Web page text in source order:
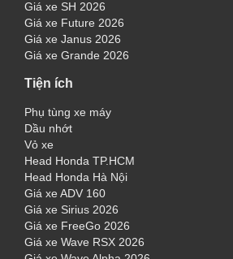
Giá xe SH 2026
Giá xe Future 2026
Giá xe Janus 2026
Giá xe Grande 2026
Tiện ích
Phụ tùng xe máy
Dầu nhớt
Vỏ xe
Head Honda TP.HCM
Head Honda Hà Nội
Giá xe ADV 160
Giá xe Sirius 2026
Giá xe FreeGo 2026
Giá xe Wave RSX 2026